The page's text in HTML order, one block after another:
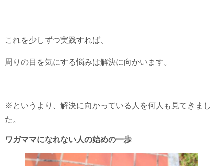
これを少しずつ実践すれば、
周りの目を気にする悩みは解決に向かいます。
※というより、解決に向かっている人を何人も見てきまし
た。
ワガママになれない人の始めの一歩